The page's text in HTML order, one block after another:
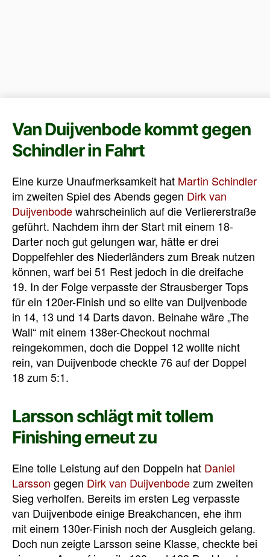
Van Duijvenbode kommt gegen
Schindler in Fahrt
Eine kurze Unaufmerksamkeit hat Martin Schindler
im zweiten Spiel des Abends gegen Dirk van
Duijvenbodewahrscheinlich auf die Verliererstraße
geführt. Nachdem ihm der Start mit einem 18-
Darter noch gut gelungen war, hätte er drei
Doppelfehler des Niederländers zum Break nutzen
können, warf bei 51 Rest jedoch in die dreifache
19. In der Folge verpasste der Strausberger Tops
für ein 120er-Finish und so eilte van Duijvenbode
in 14, 13 und 14 Darts davon. Beinahe wäre „The
Wall“ mit einem 138er-Checkout nochmal
reingekommen, doch die Doppel 12 wollte nicht
rein, van Duijvenbode checkte 76 auf der Doppel
18 zum 5:1.
Larsson schlägt mit tollem
Finishing erneut zu
Eine tolle Leistung auf den Doppeln hat Daniel
Larsson gegen Dirk van Duijvenbodezum zweiten
Sieg verholfen. Bereits im ersten Leg verpasste
van Duijvenbode einige Breakchancen, ehe ihm
mit einem 130er-Finish noch der Ausgleich gelang.
Doch nun zeigte Larsson seine Klasse, checkte bei